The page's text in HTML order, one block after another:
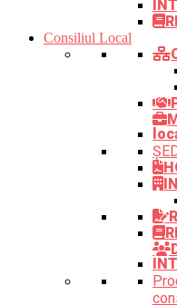
Consiliul Local